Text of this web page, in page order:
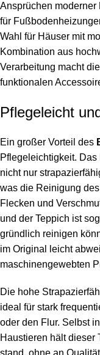
Ansprüchen
für
Wahl für Häuser mit
Kombination aus
Verarbeitung macht
funktionalen
Pflegeleicht
Ein großer Vorteil des
Pflegeleichtigkeit.
nicht nur
was die Reinigung
Flecken und
und der Teppich ist
gründlich reinigen
im Original leicht
maschinengewebten
Die hohe
ideal für stark
oder den Flur. Selbst
Haustieren hält dieser
stand, ohne an